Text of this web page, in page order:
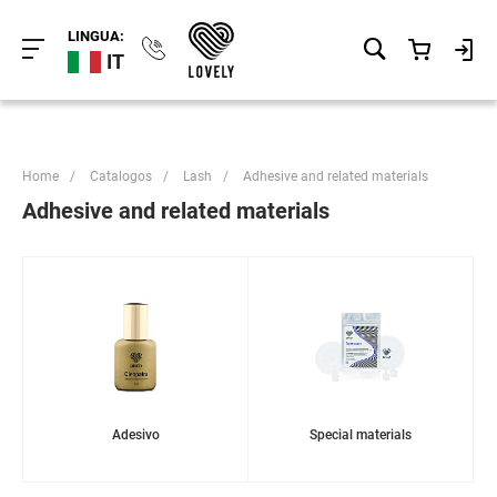
LINGUA:
IT
Home / Catalogos / Lash / Adhesive and related materials
Adhesive and related materials
Adesivo Special materials